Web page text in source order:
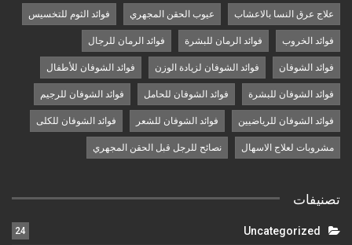
علاج عرق النسا بالاعشاب عيوب الحقن المجهري فوائد الثوم للتخسيس
فوائد الخروب فوائد الرمان للبشرة فوائد الرمان للرجال
فوائد الشوفان فوائد الشوفان لزيادة الوزن فوائد الشوفان للأطفال
فوائد الشوفان للبشرة فوائد الشوفان للحامل فوائد الشوفان للرجيم
فوائد الشوفان للرياضيين فوائد الشوفان للشعر فوائد الشوفان للكلى
مشروبات لعلاج الاسهال نصائح للرجل قبل الحقن المجهري
تصنيفات
Uncategorized
24